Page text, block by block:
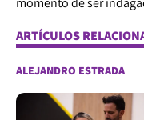
ARTÍCULOS
ALEJANDRO ESTRADA